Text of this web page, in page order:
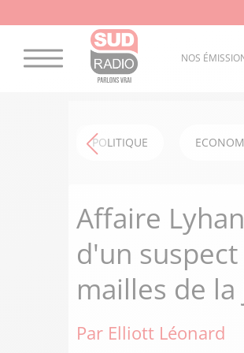
NOS
POLITIQUE
Affaire
d'un
mailles de
Par Elliott Léonard